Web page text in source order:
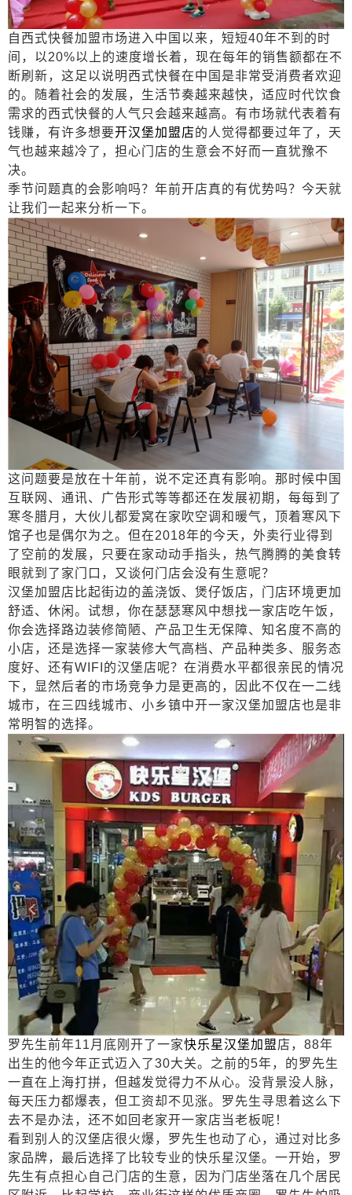
自西式快餐加盟市场进入中国以来，短短40年不到的时
间，以 20%以上的速度增长着，现在每年的销售额都在不
断刷新，这足以说明西式快餐在中国是非常受消费者欢迎
的。随着社会的发展，生活节奏越来越快，适应时代饮食
需求的西式快餐的人气只会越来越高。有市场就代表着有
钱赚，有许多想要开汉堡加盟店的人觉得都要过年了，天
气也越来越冷了，担心门店的生意会不好而一直犹豫不
决。
季节问题真的会影响吗？年前开店真的有优势吗？今天就
让我们一起来分析一下。
这问题要是放在十年前，说不定还真有影响。那时候中国
互联网、通讯、广告形式等等都还在发展初期，每每到了
寒冬腊月，大伙儿都爱窝在家吹空调和暖气，顶着寒风下
馆子也是偶尔为之。但在2018年的今天，外卖行业得到
了空前的发展，只要在家动动手指头，热气腾腾的美食转
眼就到了家门口，又谈何门店会没有生意呢？
汉堡加盟店比起街边的盖浇饭、煲仔饭店，门店环境更加
舒适、休闲。试想，你在瑟瑟寒风中想找一家店吃午饭，
你会选择路边装修简陋、产品卫生无保障、知名度不高的
小店，还是选择一家装修大气高档、产品种类多、服务态
度好、还有WIFI 的汉堡店呢？在消费水平都很亲民的情况
下，显然后者的市场竞争力是更高的，因此不仅在一二线
城市，在三四线城市、小乡镇中开一家汉堡加盟店也是非
常明智的选择。
罗先生前年11 月底刚开了一家快乐星汉堡加盟店， 88年
出生的他今年正式迈入了30大关。之前的5年，的罗先生
一直在上海打拼，但越发觉得力不从心。没背景没人脉，
每天压力都爆表，但工资却不见涨。罗先生寻思着这么下
去不是办法，还不如回老家开一家店当老板呢！
看到别人的汉堡店很火爆，罗先生也动了心，通过对比多
家品牌，最后选择了比较专业的快乐星汉堡。一开始，罗
先生有点担心自己门店的生意，因为门店坐落在几个居民